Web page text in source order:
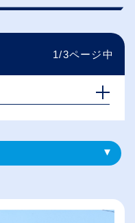
1/3ページ中
基準）